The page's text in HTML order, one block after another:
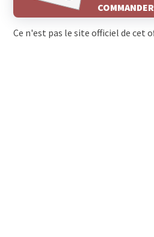
Ce n'est pas le site officiel de cet